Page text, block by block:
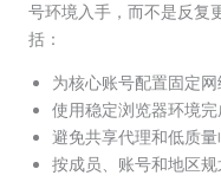
号环境入手，而不是反复
括：
为核心账号配置固定网
使用稳定浏览器环境
避免共享代理和低质
按成员、账号和地区